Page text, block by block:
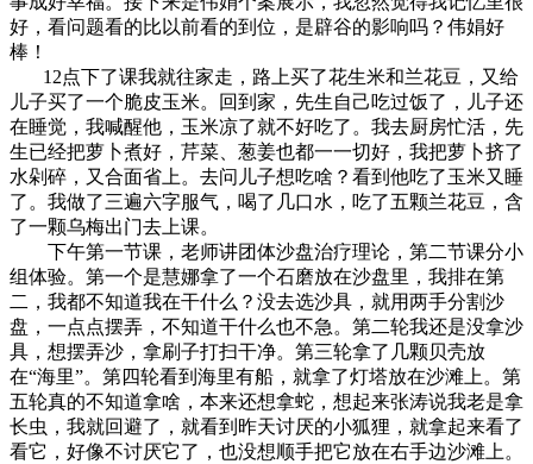
好，看问题看的比以前看的到位，是辟谷的影响吗？伟娟好
棒！
12点下了课我就往家走，路上买了花生米和兰花豆，又给
儿子买了一个脆皮玉米。回到家，先生自己吃过饭了，儿子还
在睡觉，我喊醒他，玉米凉了就不好吃了。我去厨房忙活，先
生已经把萝卜煮好，芹菜、葱姜也都一一切好，我把萝卜挤了
水剁碎，又合面省上。去问儿子想吃啥？看到他吃了玉米又睡
了。我做了三遍六字服气，喝了几口水，吃了五颗兰花豆，含
了一颗乌梅出门去上课。
下午第一节课，老师讲团体沙盘治疗理论，第二节课分小
组体验。第一个是慧娜拿了一个石磨放在沙盘里，我排在第
二，我都不知道我在干什么？没去选沙具，就用两手分割沙
盘，一点点摆弄，不知道干什么也不急。第二轮我还是没拿沙
具，想摆弄沙，拿刷子打扫干净。第三轮拿了几颗贝壳放
在“海里”。第四轮看到海里有船，就拿了灯塔放在沙滩上。第
五轮真的不知道拿啥，本来还想拿蛇，想起来张涛说我老是拿
长虫，我就回避了，就看到昨天讨厌的小狐狸，就拿起来看了
看它，好像不讨厌它了，也没想顺手把它放在右手边沙滩上。